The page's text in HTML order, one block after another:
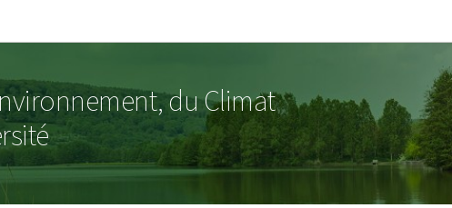
du Climat